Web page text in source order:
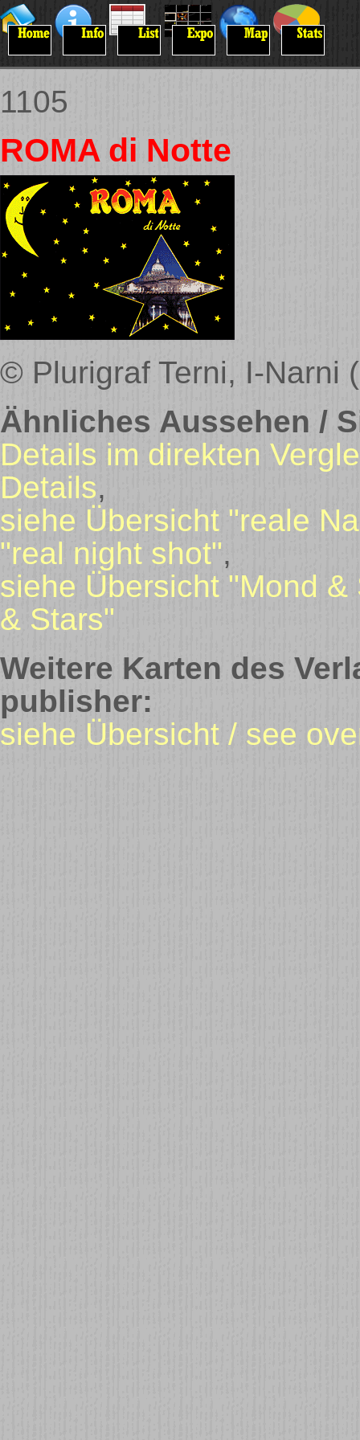
1105
ROMA di Notte
© Plurigraf Terni, I-Narni
Ähnliches Aussehen /
Details im direkten
Details,
siehe Übersicht "reale
"real night shot",
siehe Übersicht "Mond
& Stars"
Weitere Karten des
publisher:
siehe Übersicht / see